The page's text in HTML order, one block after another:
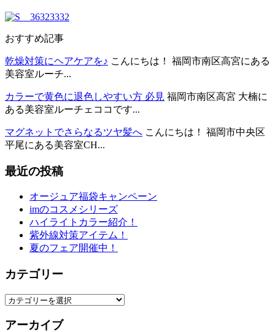
おすすめ記事
乾燥対策にヘアケアを♪ こんにちは！ 福岡市南区高宮にある
美容室ルーチ...
カラーで黄色に退色しやすい方 必見 福岡市南区高宮 大楠に
ある美容室ルーチェココです...
マグネットでさらなるツヤ髪へ こんにちは！ 福岡市中央区
平尾にある美容室CH...
最近の投稿
オージュア福袋キャンペーン
imのコスメシリーズ
ハイライトカラー紹介！
紫外線対策アイテム！
夏のフェア開催中！
カテゴリー
カ
ゴ
アーカイブ